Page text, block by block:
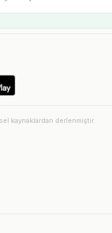
kaynaklardan derlenmiştir.